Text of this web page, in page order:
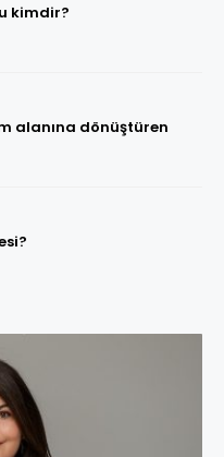
kimdir?
alanına dönüştüren